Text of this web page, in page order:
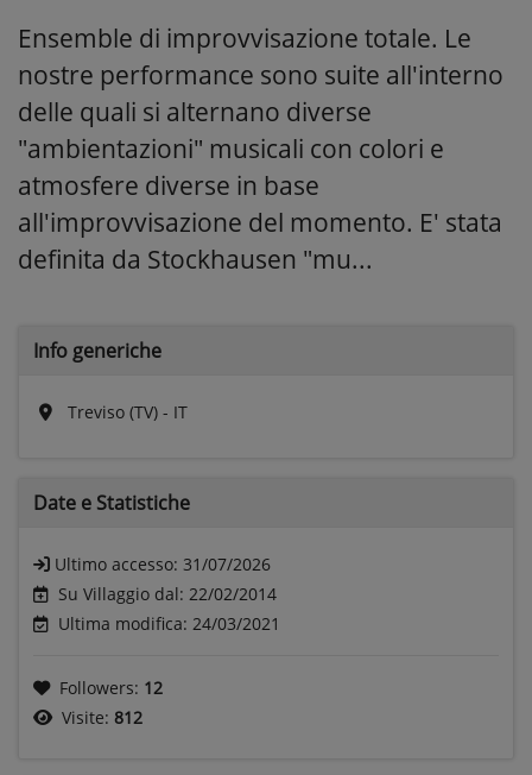
Ensemble di improvvisazione totale. Le
nostre performance sono suite all'interno
delle quali si alternano diverse
"ambientazioni" musicali con colori e
atmosfere diverse in base
all'improvvisazione del momento. E' stata
definita da Stockhausen "mu...
Info generiche
Treviso (TV) - IT
Date e Statistiche
Ultimo accesso: 31/07/2026
Su Villaggio dal: 22/02/2014
Ultima modifica: 24/03/2021
Followers: 12
Visite: 812